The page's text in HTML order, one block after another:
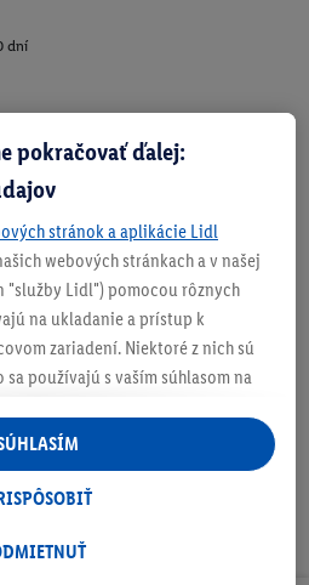
dní
pokračovať ďalej:
stránok a aplikácie Lidl
webových stránkach a v našej
Lidl") pomocou rôznych
na ukladanie a prístup k
zariadení. Niektoré z nich sú
používajú s vaším súhlasom na
služieb Lidl aj mimo nich. Ak
Plus, na tieto účely sa spracúvajú
v obchode.
Plus alebo sa prihlásite do svojho